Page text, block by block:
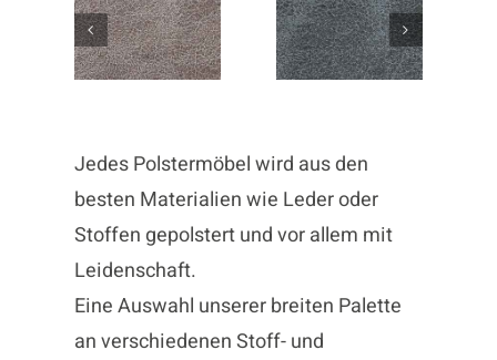
Jedes Polstermöbel wird aus den
besten Materialien wie Leder oder
Stoffen gepolstert und vor allem mit
Leidenschaft.
Eine Auswahl unserer breiten Palette
an verschiedenen Stoff- und